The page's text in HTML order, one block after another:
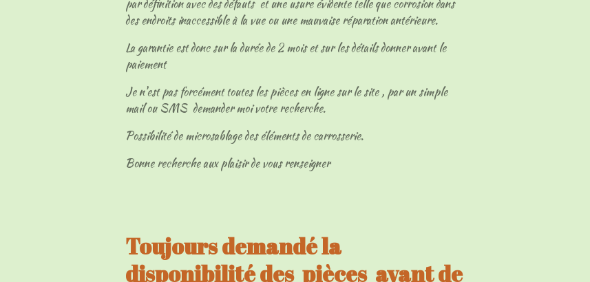
par définition avec des défauts et une usure évidente telle que corrosion dans
des endroits inaccessible à la vue ou une mauvaise réparation antérieure.
La garantie est donc sur la durée de 2 mois et sur les détails donner avant le
paiement
Je n'est pas forcément toutes les pièces en ligne sur le site , par un simple
mail ou SMS demander moi votre recherche.
Possibilité de microsablage des éléments de carrosserie.
Bonne recherche aux plaisir de vous renseigner
Toujours demandé la
disponibilité des pièces avant de